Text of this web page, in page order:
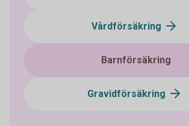
Vårdförsäkring
Barnförsäkring
Gravidförsäkring